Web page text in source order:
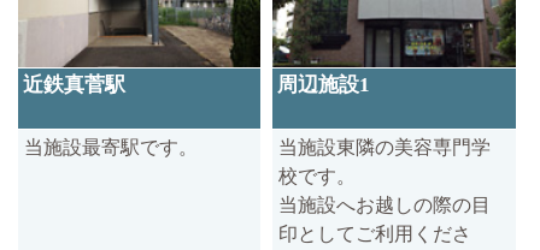
近鉄真菅駅
当施設最寄駅です。
周辺施設1
当施設東隣の美容専門学
校です。
当施設へお越しの際の目
印としてご利用くださ